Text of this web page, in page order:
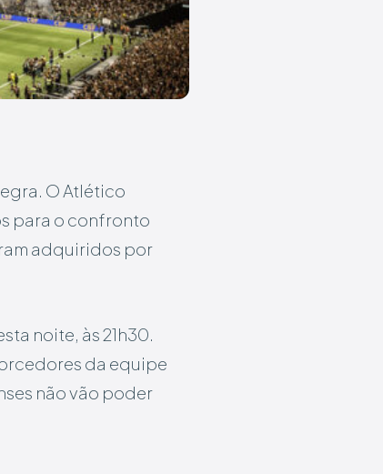
O Atlético
para o confronto
adquiridos por
noite, às 21h30.
da equipe
não vão poder